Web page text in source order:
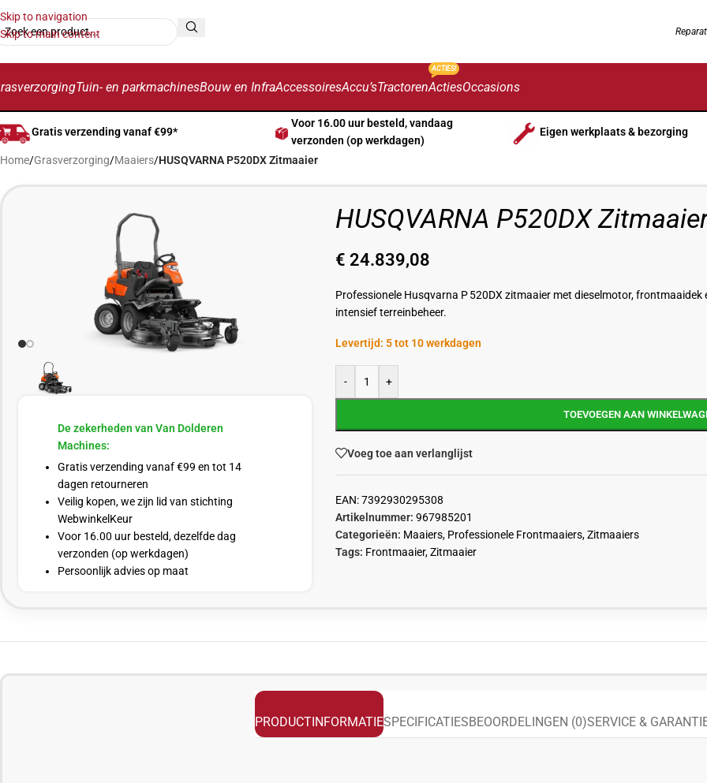
Skip to navigation
Skip to main content
Tuin- en parkmachinesBouw en InfraAccessoiresAccu’sTractorenActies
ACTIES!
Occasions
Gratis verzending vanaf €99*
Voor 16.00 uur besteld, vandaag
verzonden (op werkdagen)
Eigen werkplaats & bezorging
Home/Grasverzorging/Maaiers/HUSQVARNA P520DX Zitmaaier
De zekerheden van Van Dolderen
Machines:
Gratis verzending vanaf €99 en tot 14
dagen retourneren
Veilig kopen, we zijn lid van stichting
WebwinkelKeur
Voor 16.00 uur besteld, dezelfde dag
verzonden (op werkdagen)
Persoonlijk advies op maat
HUSQVARNA P520DX
€ 24.839,08
Professionele Husqvarna P 520DX zitmaaier met dieselmotor,
intensief terreinbeheer.
Levertijd: 5 tot 10 werkdagen
- +
TOEVOEGEN AAN
Voeg toe aan verlanglijst
EAN:7392930295308
Artikelnummer: 967985201
Categorieën: Maaiers, Professionele Frontmaaiers,Zitmaaiers
Tags: Frontmaaier,Zitmaaier
PRODUCTINFORMATIESPECIFICATIESBEOORDELINGEN (0)SERVICE &